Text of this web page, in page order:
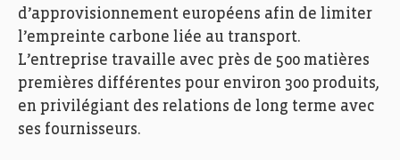
d’approvisionnement européens afin de limiter
l’empreinte carbone liée au transport.
L’entreprise travaille avec près de 500 matières
premières différentes pour environ 300 produits,
en privilégiant des relations de long terme avec
ses fournisseurs.